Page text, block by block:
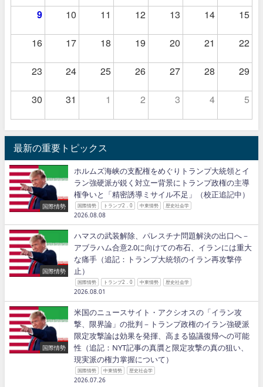
9 10 11 12 13 14 15
16 17 18 19 20 21 22
23 24 25 26 27 28 29
30 31 1 2 3 4 5
最新の重要トピックス
国際情勢
ホルムズ海峡の支配権をめぐりトランプ大統領とイ
ラン強硬派が鋭く対立ー背景にトランプ政権の主導
権争いと「精密誘導ミサイル不足」（校正追記中）
国際情勢 トランプ2．0 中東情勢 歴史社会学
2026.08.08
国際情勢
ハマスの武装解除、パレスチナ問題解決の出口へ－
アブラハム合意2.0に向けての布石、イランには重大
な痛手（追記：トランプ大統領のイラン再攻撃停
止）
国際情勢 トランプ2．0 中東情勢 歴史社会学
2026.08.01
国際情勢
米国のニュースサイト・アクシオスの「イラン攻
撃、限界論」の批判－トランプ政権のイラン強硬派
限定攻撃論は効果を発揮、高まる協議復帰への可能
性（追記：NYT記事の真贋と限定攻撃の真の狙い、
現実派の権力掌握について）
国際情勢 中東情勢 歴史社会学
2026.07.26